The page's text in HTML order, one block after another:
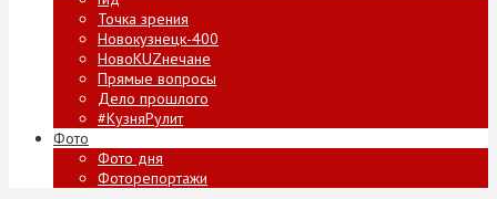
Точка зрения
Новокузнецк-400
НовоKUZнечане
Прямые вопросы
Дело прошлого
#КузняРулит
Фото
Фото дня
Фоторепортажи